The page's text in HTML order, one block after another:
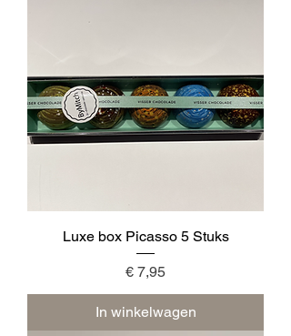
Luxe box Picasso 5 Stuks
Prijs
€ 7,95
In winkelwagen